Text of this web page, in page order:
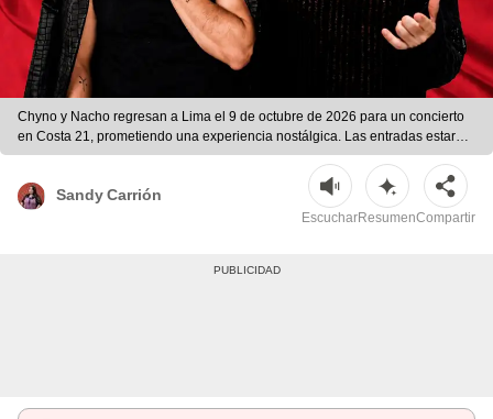
Chyno y Nacho regresan a Lima el 9 de octubre de 2026 para un concierto
en Costa 21, prometiendo una experiencia nostálgica. Las entradas estarán
disponibles en Teleticket. Foto: composición LR/Sandy Carrión | Foto:
Sandy Carrión
EscucharResumenCompartir